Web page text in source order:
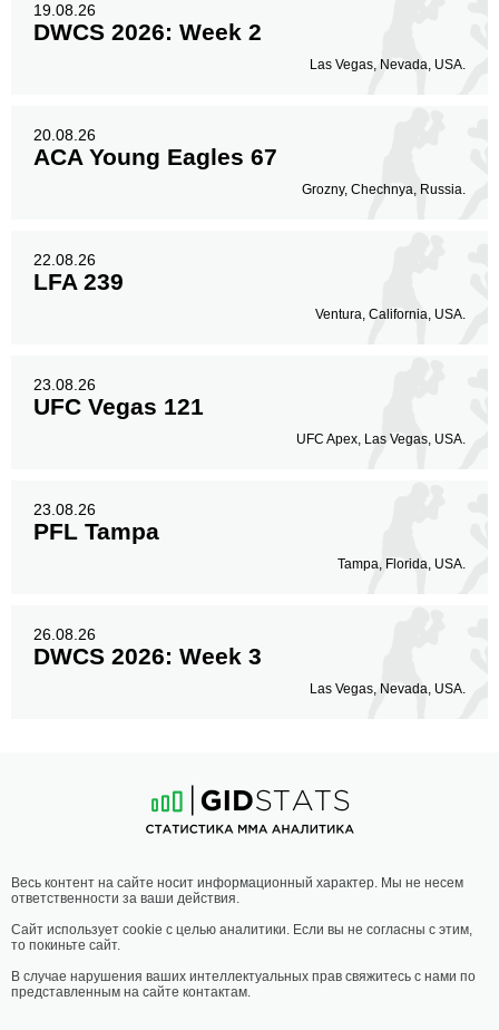
19.08.26
DWCS 2026: Week 2
Las Vegas, Nevada, USA.
20.08.26
ACA Young Eagles 67
Grozny, Chechnya, Russia.
22.08.26
LFA 239
Ventura, California, USA.
23.08.26
UFC Vegas 121
UFC Apex, Las Vegas, USA.
23.08.26
PFL Tampa
Tampa, Florida, USA.
26.08.26
DWCS 2026: Week 3
Las Vegas, Nevada, USA.
Весь контент на сайте носит информационный характер. Мы не несем
ответственности за ваши действия.
Сайт использует cookie с целью аналитики. Если вы не согласны с этим,
то покиньте сайт.
В случае нарушения ваших интеллектуальных прав свяжитесь с нами по
представленным на сайте контактам.